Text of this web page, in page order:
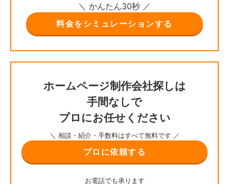
＼ かんたん30秒 ／
料金をシミュレーションする
ホームページ制作会社探しは
手間なしで
プロにお任せください
＼ 相談・紹介・手数料はすべて無料です ／
プロに依頼する
お電話でも承ります